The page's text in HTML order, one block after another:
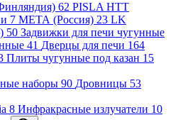
62 PISLA HTT
7 МЕТА (Россия) 23 LK
50 Задвижки для печи чугунные
41 Дверцы для печи 164
Плиты чугунные под казан 15
наборы 90 Дровницы 53
8 Инфракрасные излучатели 10